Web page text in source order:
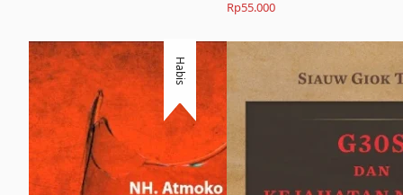
Rp55.000
Habis